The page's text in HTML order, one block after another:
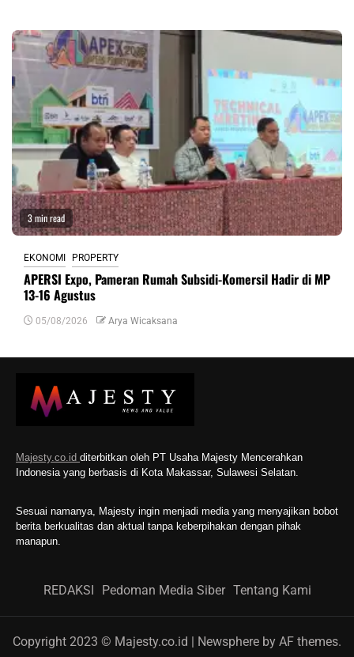
3 min read
EKONOMI PROPERTY
APERSI Expo, Pameran Rumah Subsidi-Komersil Hadir di MP
13-16 Agustus
05/08/2026 Arya Wicaksana
Majesty.co.id diterbitkan oleh PT Usaha Majesty Mencerahkan
Indonesia yang berbasis di Kota Makassar, Sulawesi Selatan.
Sesuai namanya, Majesty ingin menjadi media yang menyajikan bobot
berita berkualitas dan aktual tanpa keberpihakan dengan pihak
manapun.
REDAKSI Pedoman Media Siber Tentang Kami
Copyright 2023 © Majesty.co.id | Newsphere by AF themes.